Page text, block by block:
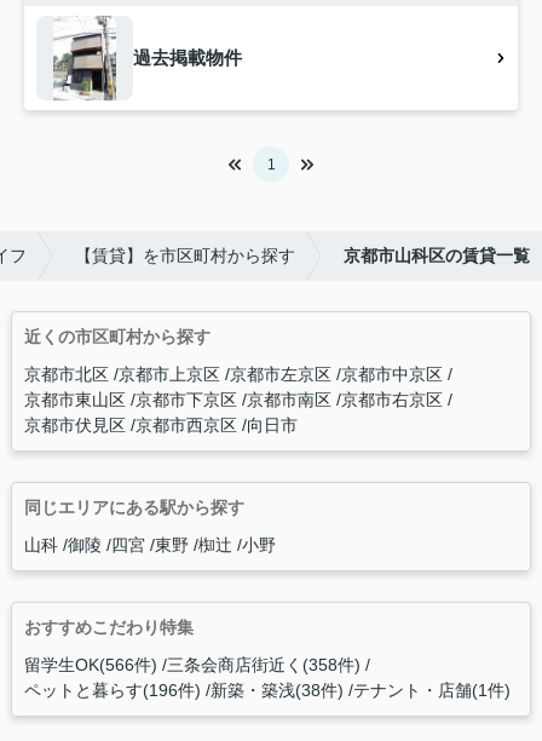
過去掲載物件
1
フ 【賃貸】を市区町村から探す 京都市山科区の賃貸一覧
近くの市区町村から探す
京都市北区 京都市上京区 京都市左京区 京都市中京区
京都市東山区 京都市下京区 京都市南区 京都市右京区
京都市伏見区 京都市西京区 向日市
同じエリアにある駅から探す
山科 御陵 四宮 東野 椥辻 小野
おすすめこだわり特集
留学生OK(566件) 三条会商店街近く(358件)
ペットと暮らす(196件) 新築・築浅(38件) テナント・店舗(1件)